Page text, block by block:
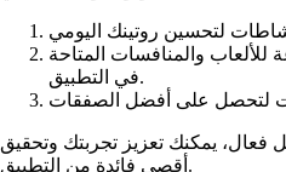
للألعاب والمنافسات المتاحة
في التطبيق.
فعال، يمكنك تعزيز تجربتك وتحقيق
أقصى فائدة من التطبيق.